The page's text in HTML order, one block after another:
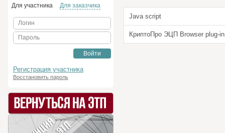
Для участника Для заказчика
Логин
Пароль
Войти
Регистрация участника
Восстановить пароль
Java script
КриптоПро ЭЦП Browser plug-in